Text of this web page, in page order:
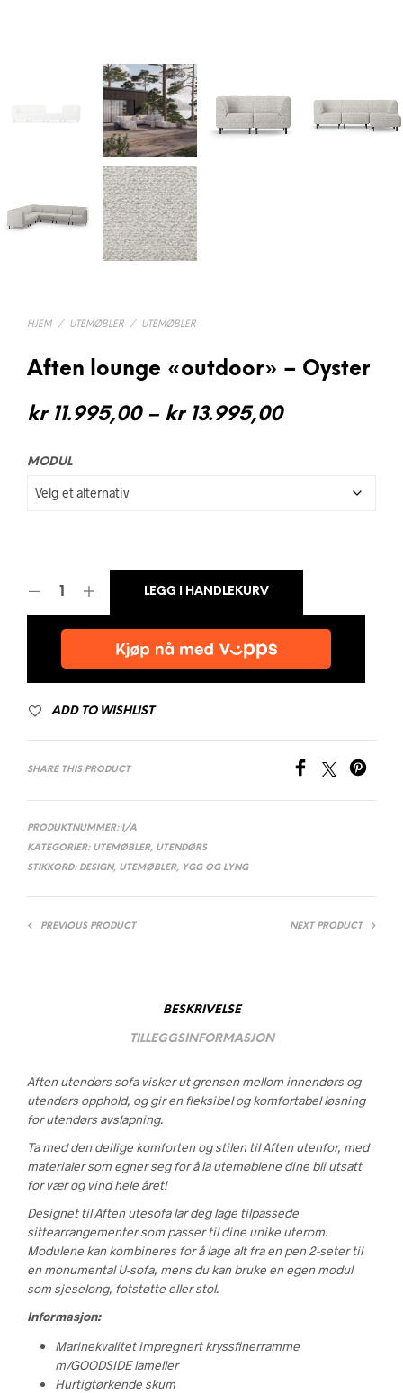
HJEM / UTEMØBLER / UTEMØBLER
Aften lounge «outdoor» – Oyster
kr11.995,00 – kr13.995,00Prisområde:
kr 13.995,00
MODUL
LEGG I HANDLEKURV
ADD TO WISHLIST
SHARE THIS PRODUCT
PRODUKTNUMMER: I/A
KATEGORIER: UTEMØBLER, UTENDØRS
STIKKORD: DESIGN, UTEMØBLER, YGG OG LYNG
PREVIOUS PRODUCT NEXT PRODUCT
BESKRIVELSE
TILLEGGSINFORMASJON
Aften utendørs sofa visker ut grensen mellom innendørs og
utendørs opphold, og gir en fleksibel og komfortabel løsning
for utendørs avslapning.
Ta med den deilige komforten og stilen til Aften utenfor, med
materialer som egner seg for å la utemøblene dine bli utsatt
for vær og vind hele året!
Designet til Aften utesofa lar deg lage tilpassede
sittearrangementer som passer til dine unike uterom.
Modulene kan kombineres for å lage alt fra en pen 2-seter til
en monumental U-sofa, mens du kan bruke en egen modul
som sjeselong, fotstøtte eller stol.
Informasjon:
Marinekvalitet impregnert kryssfinerramme
m/GOODSIDE lameller
Hurtigtørkende skum